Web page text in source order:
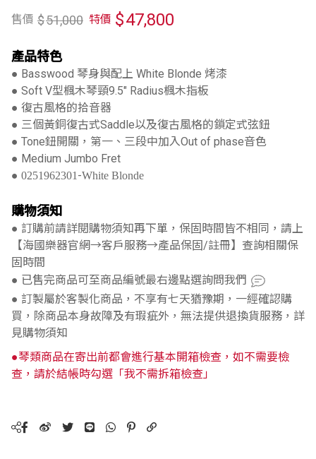
售價 $51,000 特價 $47,800
產品特色
● Basswood 琴身與配上 White Blonde 烤漆
● Soft V型楓木琴頸9.5" Radius楓木指板
● 復古風格的拾音器
● 三個黃銅復古式Saddle以及復古風格的鎖定式弦鈕
● Tone鈕開關，第一、三段中加入Out of phase音色
● Medium Jumbo Fret
● 0251962301 -White Blonde
購物須知
● 訂購前請詳閱購物須知再下單，保固時間皆不相同，請上
【海國樂器官網→客戶服務→產品保固/註冊】查詢相關保
固時間
● 已售完商品可至商品編號最右邊點選詢問我們
● 訂製屬於客製化商品，不享有七天猶豫期，一經確認購
買，除商品本身故障及有瑕疵外，無法提供退換貨服務，詳
見購物須知
●琴類商品在寄出前都會進行基本開箱檢查，如不需要檢
查，請於結帳時勾選「我不需拆箱檢查」